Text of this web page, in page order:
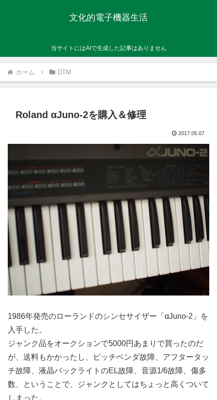
文化的電子機器生活
当サイトにはAIで生成した記事はありません
ホーム DTM
Roland αJuno-2を購入＆修理
2017.05.07
1986年発売のローランドのシンセサイザー「αJuno-2」を
入手した。
ジャンク品をオークションで5000円あまりで買ったのだ
が、送料もかかったし、ピッチベンダ故障、アフタータッ
チ故障、液晶バックライトのEL故障、音源1/6故障、傷多
数、ということで、ジャンクとしてはちょっと高くついて
しまった。